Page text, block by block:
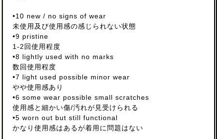
•10 new / no signs of wear
未使用及び使用感の感じられない状態
•9 pristine
1-2回使用程度
•8 lightly used with no marks
数回使用程度
•7 light used possible minor wear
やや使用感あり
•6 some wear possible small scratches
使用感と細かい傷/汚れが見受けられる
•5 worn out but still functional
かなり使用感はあるが着用に問題はない